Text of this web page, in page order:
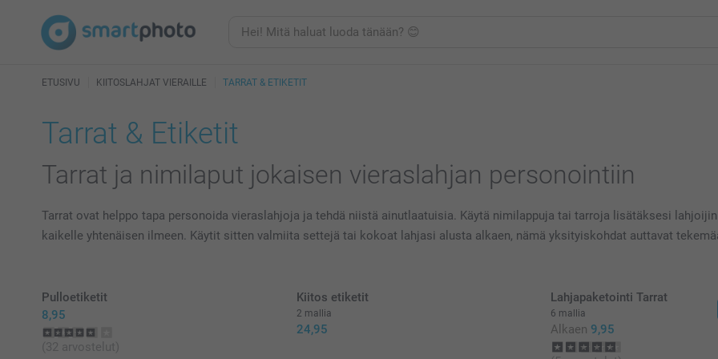
ETUSIVU KIITOSLAHJAT VIERAILLE TARRAT & ETIKETIT
Tarrat & Etiketit
Tarrat ja nimilaput jokaisen vieraslahjan personointiin
Tarrat ovat helppo tapa personoida vieraslahjoja ja tehdä niistä ainutlaatuisia. Käytä nimilappuja tai tarroja lisätäksesi
kaikelle yhtenäisen ilmeen. Käytit sitten valmiita settejä tai kokoat lahjasi alusta alkaen, nämä yksityiskohdat auttavat
Pulloetiketit
8,95
(32 arvostelut)
Kiitos etiketit
2 mallia
24,95
Lahjapaketointi Tarrat
6 mallia
Alkaen 9,95